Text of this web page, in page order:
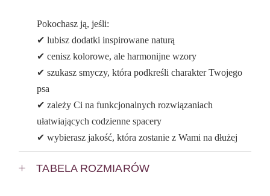
Pokochasz ją, jeśli:
✔ lubisz dodatki inspirowane naturą
✔ cenisz kolorowe, ale harmonijne wzory
✔ szukasz smyczy, która podkreśli charakter Twojego
psa
✔ zależy Ci na funkcjonalnych rozwiązaniach
ułatwiających codzienne spacery
✔ wybierasz jakość, która zostanie z Wami na dłużej
TABELA ROZMIARÓW